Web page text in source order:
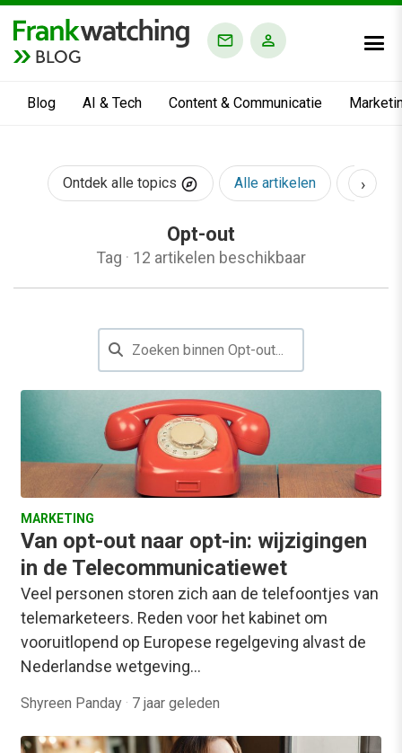
BLOG
Blog AI & Tech Content & Communicatie
Ontdek alle topics Alle artikelen AI &
›
Opt-out
Tag · 12 artikelen beschikbaar
MARKETING
Van opt-out naar opt-in: wijzigingen
in de Telecommunicatiewet
Veel personen storen zich aan de telefoontjes van
telemarketeers. Reden voor het kabinet om
vooruitlopend op Europese regelgeving alvast de
Nederlandse wetgeving…
Shyreen Panday · 7 jaar geleden